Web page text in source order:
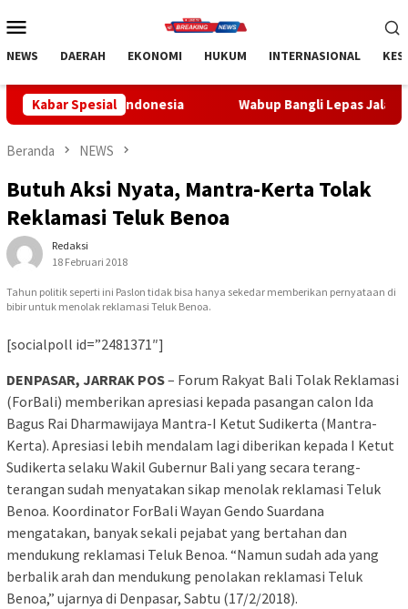
ke
Mobile
NEWS DAERAH EKONOMI HUKUM INTERNASIONAL
Kabar SpesialWabup Bangli Lepas Jalan Santai, Awali
Beranda NEWS
Butuh Aksi Nyata, Mantra-Kerta Tolak
Reklamasi Teluk Benoa
Redaksi
18 Februari 2018
Tahun politik seperti ini Paslon tidak bisa hanya sekedar memberikan pernyataan di
bibir untuk menolak reklamasi Teluk Benoa.
[socialpoll id=”2481371″]
DENPASAR, JARRAK POS– Forum Rakyat Bali Tolak Reklamasi
(ForBali) memberikan apresiasi kepada pasangan calon Ida
Bagus Rai Dharmawijaya Mantra-I Ketut Sudikerta (Mantra-
Kerta). Apresiasi lebih mendalam lagi diberikan kepada I Ketut
Sudikerta selaku Wakil Gubernur Bali yang secara terang-
terangan sudah menyatakan sikap menolak reklamasi Teluk
Benoa. Koordinator ForBali Wayan Gendo Suardana
mengatakan, banyak sekali pejabat yang bertahan dan
mendukung reklamasi Teluk Benoa. “Namun sudah ada yang
berbalik arah dan mendukung penolakan reklamasi Teluk
Benoa,” ujarnya di Denpasar, Sabtu (17/2/2018).